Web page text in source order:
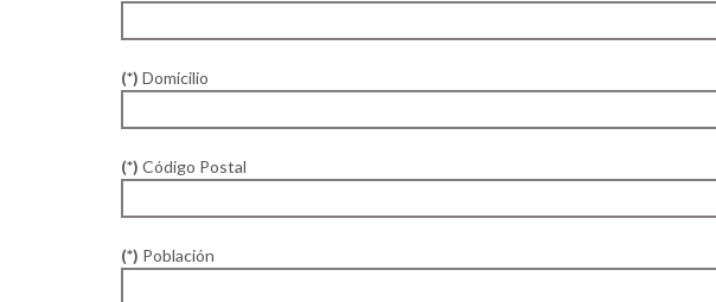
(*) Domicilio
(*) Código Postal
(*) Población